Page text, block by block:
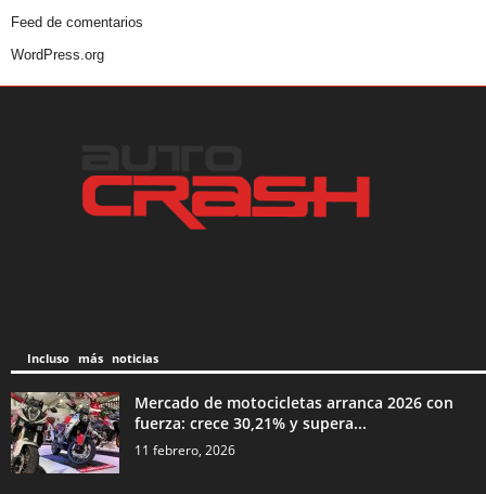
Feed de comentarios
WordPress.org
Incluso más noticias
Mercado de motocicletas arranca 2026 con
fuerza: crece 30,21% y supera...
11 febrero, 2026